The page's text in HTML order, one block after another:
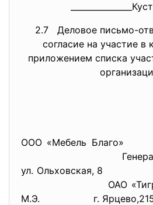
2.7 Деловое письмо-
согласие на участие в
приложением списка
ООО
ул.
ОАО
М.Э. г.